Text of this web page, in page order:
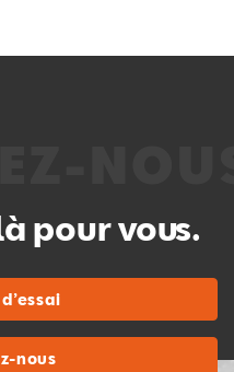
pour vous.
nous